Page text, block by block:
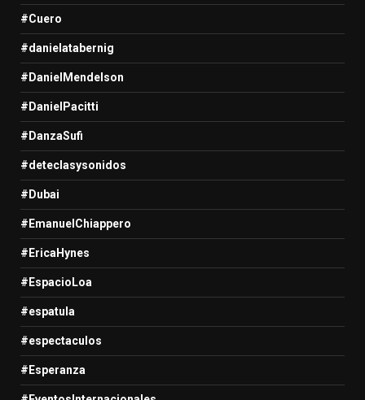
#Cuero
#danielatabernig
#DanielMendelson
#DanielPacitti
#DanzaSufi
#deteclasysonidos
#Dubai
#EmanuelChiappero
#EricaHynes
#EspacioLoa
#espatula
#espectaculos
#Esperanza